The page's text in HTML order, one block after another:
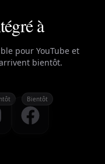
à
pour YouTube et
bientôt.
Bientôt